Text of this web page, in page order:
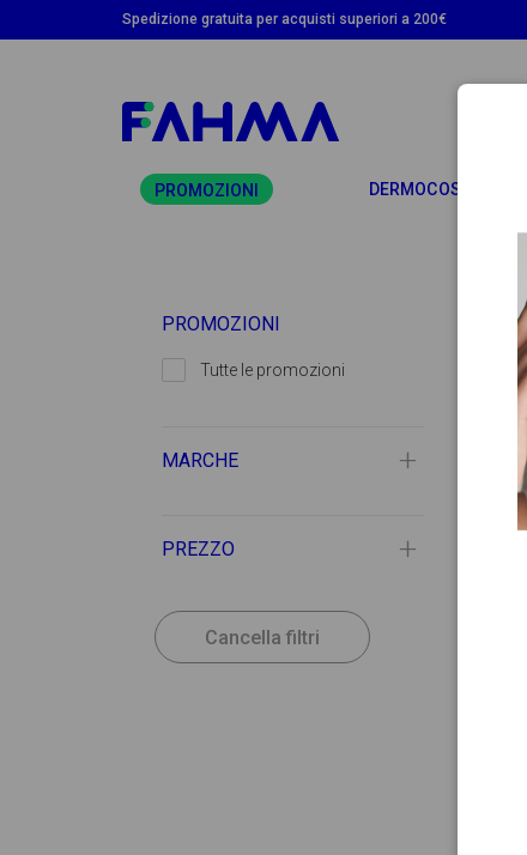
Spedizione gratuita per acquisti superiori a 200€
PROMOZIONI DERMOCOSMETICA
PROMOZIONI
Tutte le promozioni
MARCHE
PREZZO
Cancella filtri